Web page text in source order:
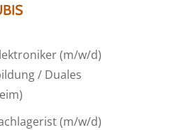
(m/w/d)
/ Duales
(m/w/d)